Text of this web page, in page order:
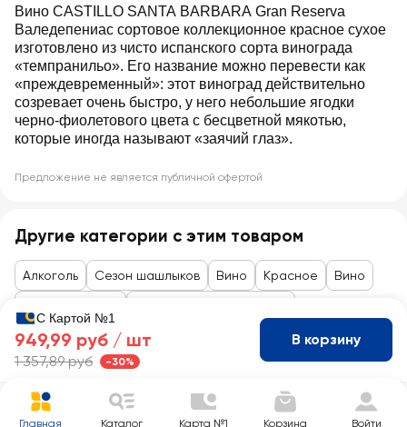
Вино CASTILLO SANTA BARBARA Gran Reserva
Валедепениас сортовое коллекционное красное сухое
изготовлено из чисто испанского сорта винограда
«темпранильо». Его название можно перевести как
«преждевременный»: этот виноград действительно
созревает очень быстро, у него небольшие ягодки
черно-фиолетового цвета с бесцветной мякотью,
которые иногда называют «заячий глаз».
Предложение не является публичной офертой
Другие категории с этим товаром
Алкоголь Сезон шашлыков Вино Красное Вино
С Картой №1
949,99 руб / шт
1 357,89 руб -30%
В корзину
Главная Каталог Карта №1 Корзина Войти